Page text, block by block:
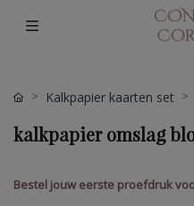
Kalkpapier kaarten set
kalkpapier omslag
Bestel jouw eerste proefdruk